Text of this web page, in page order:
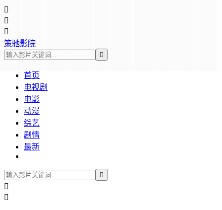



策驰影院

首页
电视剧
电影
动漫
综艺
剧情
最新


